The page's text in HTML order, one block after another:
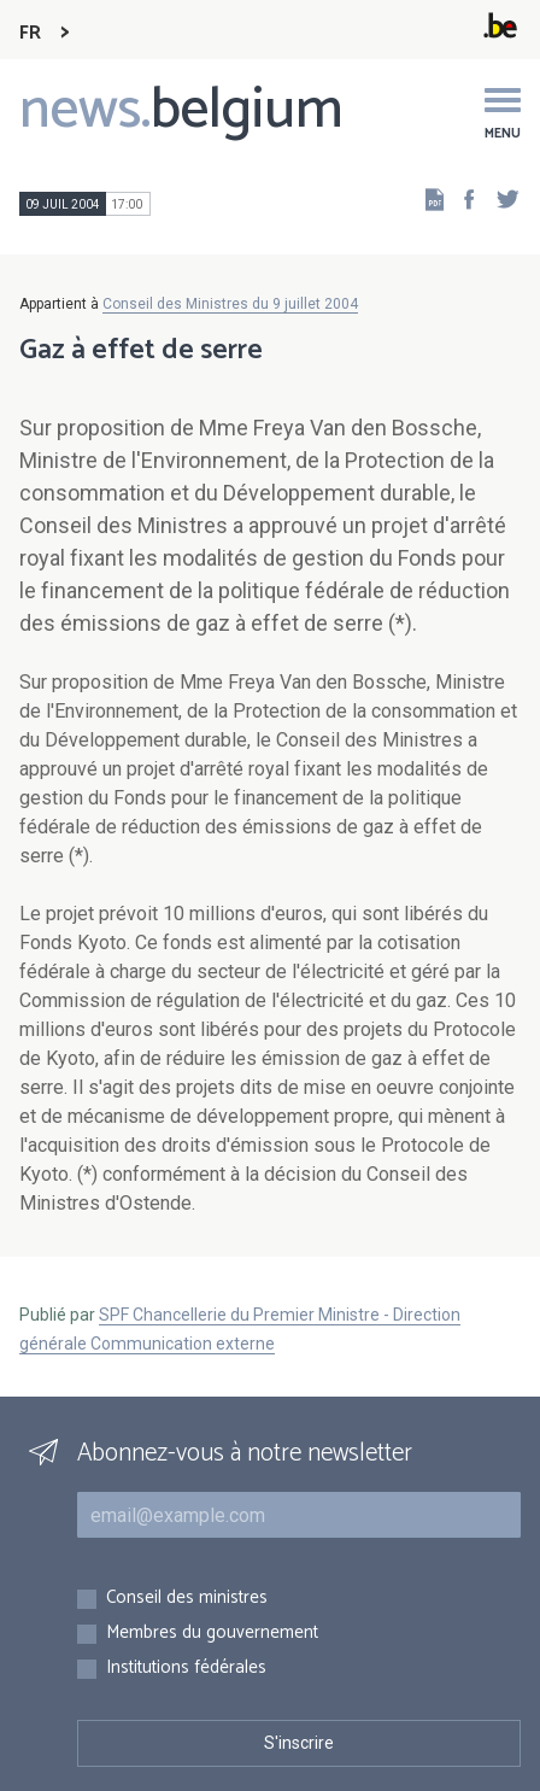
FR
news.belgium MENU
Main
navigation
09 JUIL 2004 17:00
Appartient à Conseil des Ministres du 9 juillet 2004
Gaz à effet de serre
Sur proposition de Mme Freya Van den Bossche,
Ministre de l'Environnement, de la Protection de la
consommation et du Développement durable, le
Conseil des Ministres a approuvé un projet d'arrêté
royal fixant les modalités de gestion du Fonds pour
le financement de la politique fédérale de réduction
des émissions de gaz à effet de serre (*).
Sur proposition de Mme Freya Van den Bossche, Ministre
de l'Environnement, de la Protection de la consommation et
du Développement durable, le Conseil des Ministres a
approuvé un projet d'arrêté royal fixant les modalités de
gestion du Fonds pour le financement de la politique
fédérale de réduction des émissions de gaz à effet de
serre (*).
Le projet prévoit 10 millions d'euros, qui sont libérés du
Fonds Kyoto. Ce fonds est alimenté par la cotisation
fédérale à charge du secteur de l'électricité et géré par la
Commission de régulation de l'électricité et du gaz. Ces 10
millions d'euros sont libérés pour des projets du Protocole
de Kyoto, afin de réduire les émission de gaz à effet de
serre. Il s'agit des projets dits de mise en oeuvre conjointe
et de mécanisme de développement propre, qui mènent à
l'acquisition des droits d'émission sous le Protocole de
Kyoto. (*) conformément à la décision du Conseil des
Ministres d'Ostende.
Publié parSPF Chancellerie du Premier Ministre - Direction
générale Communication externe
Abonnez-vous à notre newsletter
Courriel
Inscriptions
Conseil des ministres
Membres du gouvernement
Institutions fédérales